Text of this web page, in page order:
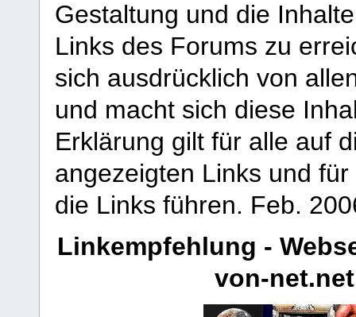
Gestaltung und die
Links des Forums zu
sich ausdrücklich von
und macht sich diese
Erklärung gilt für alle auf
angezeigten Links und
die Links führen. Feb.
Linkempfehlung -
von-net.net